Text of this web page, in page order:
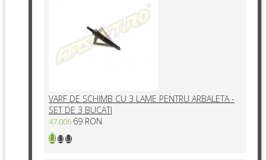
VARF DE SCHIMB CU 3 LAME PENTRU ARBALETA -
SET DE 3 BUCATI
47.006 69 RON